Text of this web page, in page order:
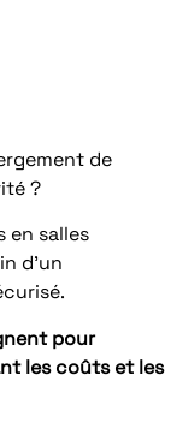
de
?
en salles
d’un
pour
les coûts et les